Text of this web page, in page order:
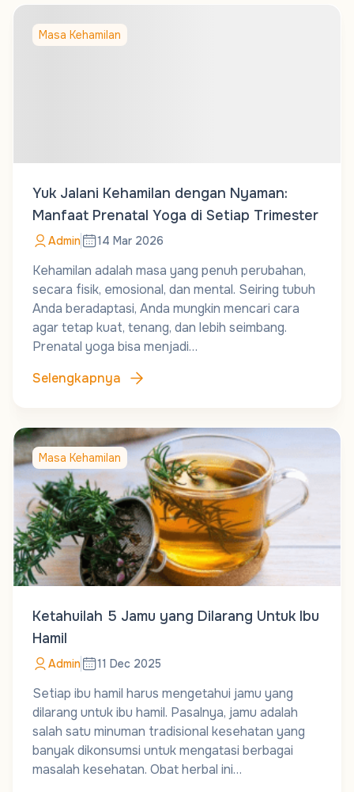
Masa Kehamilan
Yuk Jalani Kehamilan dengan Nyaman:
Manfaat Prenatal Yoga di Setiap Trimester
Admin 14 Mar 2026
Kehamilan adalah masa yang penuh perubahan,
secara fisik, emosional, dan mental. Seiring tubuh
Anda beradaptasi, Anda mungkin mencari cara
agar tetap kuat, tenang, dan lebih seimbang.
Prenatal yoga bisa menjadi…
Selengkapnya
Masa Kehamilan
Ketahuilah 5 Jamu yang Dilarang Untuk Ibu
Hamil
Admin 11 Dec 2025
Setiap ibu hamil harus mengetahui jamu yang
dilarang untuk ibu hamil. Pasalnya, jamu adalah
salah satu minuman tradisional kesehatan yang
banyak dikonsumsi untuk mengatasi berbagai
masalah kesehatan. Obat herbal ini…